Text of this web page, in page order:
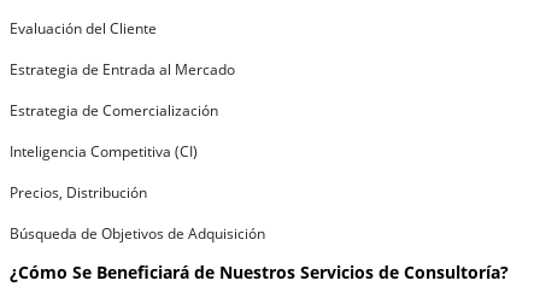
Evaluación del Cliente
Estrategia de Entrada al Mercado
Estrategia de Comercialización
Inteligencia Competitiva (CI)
Precios, Distribución
Búsqueda de Objetivos de Adquisición
¿Cómo Se Beneficiará de Nuestros Servicios de Consultoría?